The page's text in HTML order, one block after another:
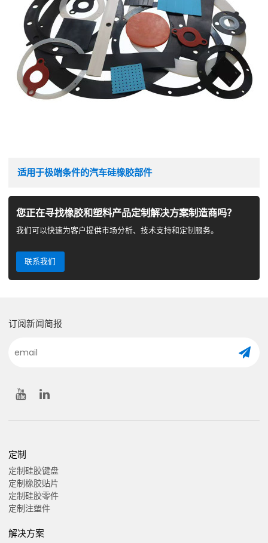
适用于极端条件的汽车硅橡胶部件
您正在寻找橡胶和塑料产品定制解决方案制造商吗？
我们可以快速为客户提供市场分析、技术支持和定制服务。
联系我们
订阅新闻简报
定制
定制硅胶键盘
定制橡胶贴片
定制硅胶零件
定制注塑件
解决方案